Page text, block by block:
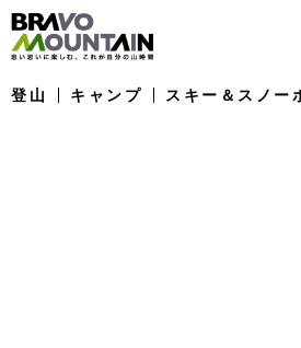
登山 キャンプ スキー＆スノー